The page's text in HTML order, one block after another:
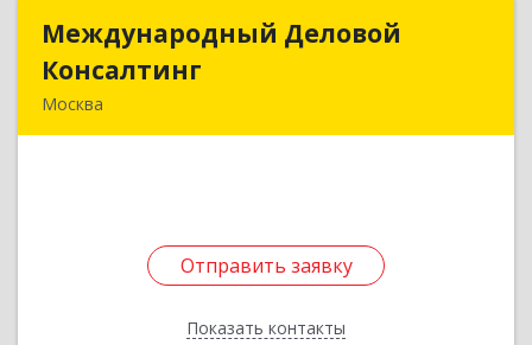
Международный Деловой
Консалтинг
Москва
Отправить заявку
Показать контакты
Международный Деловой
Отправить заявку
Назад